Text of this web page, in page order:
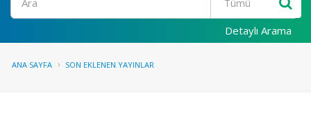
Detaylı Arama
ANA SAYFA SON EKLENEN YAYINLAR